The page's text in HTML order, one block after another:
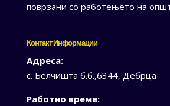
поврзани со работењето на
Контакт Информации
Адреса:
с. Белчишта б.б.,6344, Дебрца
Работно време: